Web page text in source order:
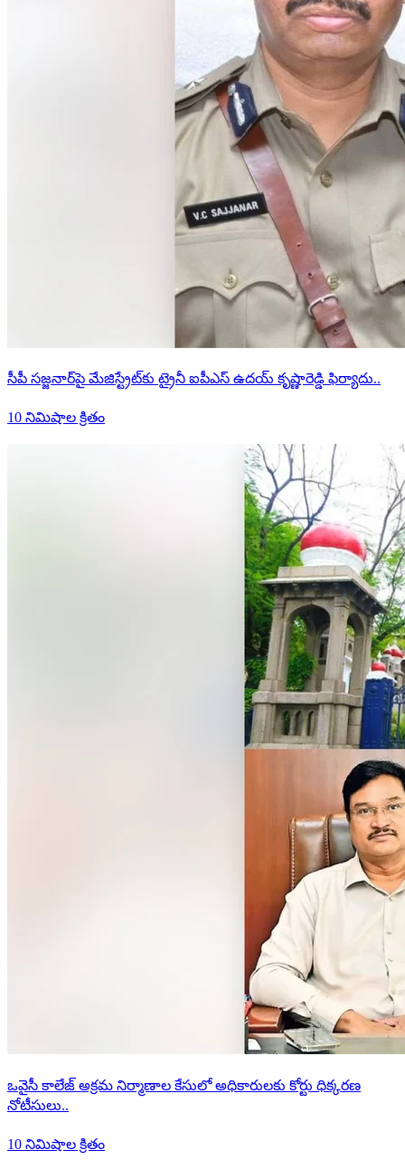
సీపీ సజ్జనార్‌పై మేజిస్ట్రేట్‌కు ట్రైనీ ఐపీఎస్ ఉదయ్ కృష్ణారెడ్డి ఫిర్యాదు..
10 నిమిషాల క్రితం
ఒవైసీ కాలేజ్ అక్రమ నిర్మాణాల కేసులో అధికారులకు కోర్టు ధిక్కరణ
నోటీసులు..
10 నిమిషాల క్రితం